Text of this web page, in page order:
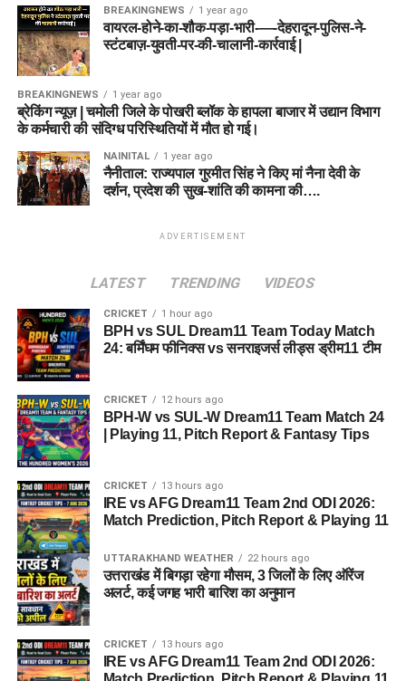
BREAKINGNEWS 1 year ago
वायरल-होने-का-शौक-पड़ा-भारी-—-देहरादून-पुलिस-ने-
स्टंटबाज़-युवती-पर-की-चालानी-कार्रवाई |
BREAKINGNEWS 1 year ago
ब्रेकिंग न्यूज़ | चमोली जिले के पोखरी ब्लॉक के हापला बाजार में उद्यान विभाग
के कर्मचारी की संदिग्ध परिस्थितियों में मौत हो गई।
NAINITAL 1 year ago
नैनीताल: राज्यपाल गुरमीत सिंह ने किए मां नैना देवी के
दर्शन, प्रदेश की सुख-शांति की कामना की….
ADVERTISEMENT
LATEST TRENDING VIDEOS
CRICKET 1 hour ago
BPH vs SUL Dream11 Team Today Match
24: बर्मिंघम फीनिक्स vs सनराइजर्स लीड्स ड्रीम11 टीम
CRICKET 12 hours ago
BPH-W vs SUL-W Dream11 Team Match 24
| Playing 11, Pitch Report & Fantasy Tips
CRICKET 13 hours ago
IRE vs AFG Dream11 Team 2nd ODI 2026:
Match Prediction, Pitch Report & Playing 11
UTTARAKHAND WEATHER 22 hours ago
उत्तराखंड में बिगड़ा रहेगा मौसम, 3 जिलों के लिए ऑरेंज
अलर्ट, कई जगह भारी बारिश का अनुमान
CRICKET 13 hours ago
IRE vs AFG Dream11 Team 2nd ODI 2026: